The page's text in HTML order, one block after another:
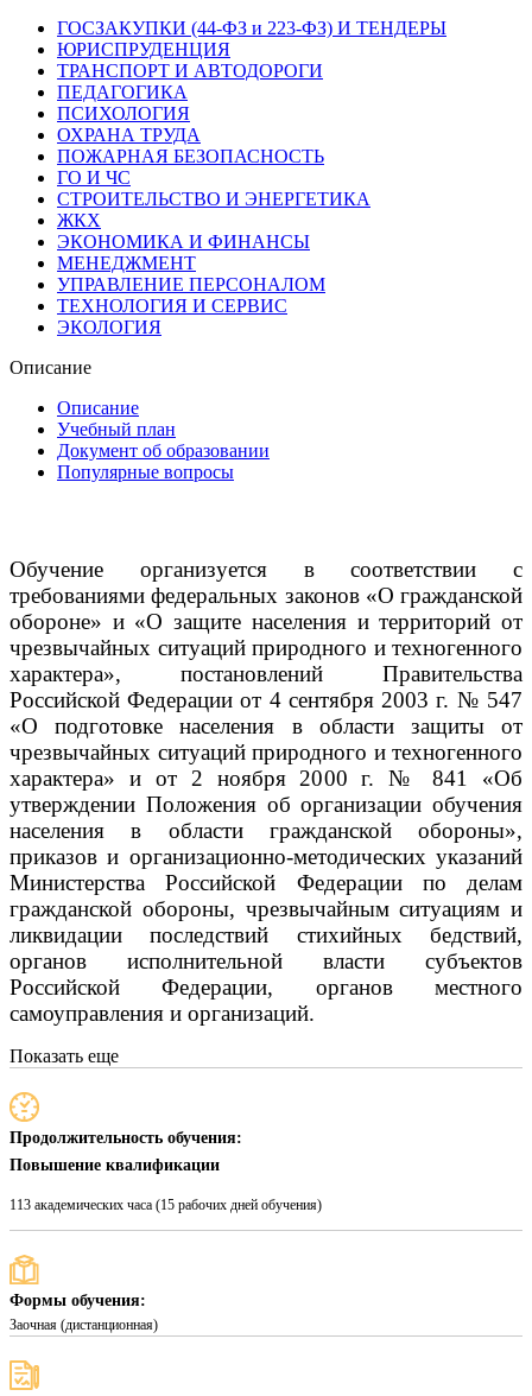
ГОСЗАКУПКИ (44-ФЗ и 223-ФЗ) И ТЕНДЕРЫ
ЮРИСПРУДЕНЦИЯ
ТРАНСПОРТ И АВТОДОРОГИ
ПЕДАГОГИКА
ПСИХОЛОГИЯ
ОХРАНА ТРУДА
ПОЖАРНАЯ БЕЗОПАСНОСТЬ
ГО И ЧС
СТРОИТЕЛЬСТВО И ЭНЕРГЕТИКА
ЖКХ
ЭКОНОМИКА И ФИНАНСЫ
МЕНЕДЖМЕНТ
УПРАВЛЕНИЕ ПЕРСОНАЛОМ
ТЕХНОЛОГИЯ И СЕРВИС
ЭКОЛОГИЯ
Описание
Описание
Учебный план
Документ об образовании
Популярные вопросы
Обучение организуется в соответствии с
требованиями федеральных законов «О гражданской
обороне» и «О защите населения и территорий от
чрезвычайных ситуаций природного и техногенного
характера», постановлений Правительства
Российской Федерации от 4 сентября 2003 г. № 547
«О подготовке населения в области защиты от
чрезвычайных ситуаций природного и техногенного
характера» и от 2 ноября 2000 г. № 841 «Об
утверждении Положения об организации обучения
населения в области гражданской обороны»,
приказов и организационно-методических указаний
Министерства Российской Федерации по делам
гражданской обороны, чрезвычайным ситуациям и
ликвидации последствий стихийных бедствий,
органов исполнительной власти субъектов
Российской Федерации, органов местного
самоуправления и организаций.
Показать еще
Продолжительность обучения:
Повышение квалификации
113 академических часа (15 рабочих дней обучения)
Формы обучения:
Заочная (дистанционная)